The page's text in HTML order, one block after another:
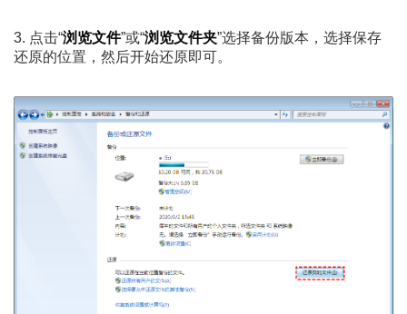
3. 点击“浏览文件”或“浏览文件夹”选择备份版本，选择保存
还原的位置，然后开始还原即可。